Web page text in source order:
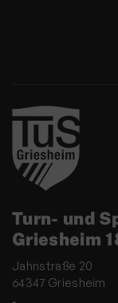
Turn- und
Griesheim
Jahnstraße 20
64347 Griesheim